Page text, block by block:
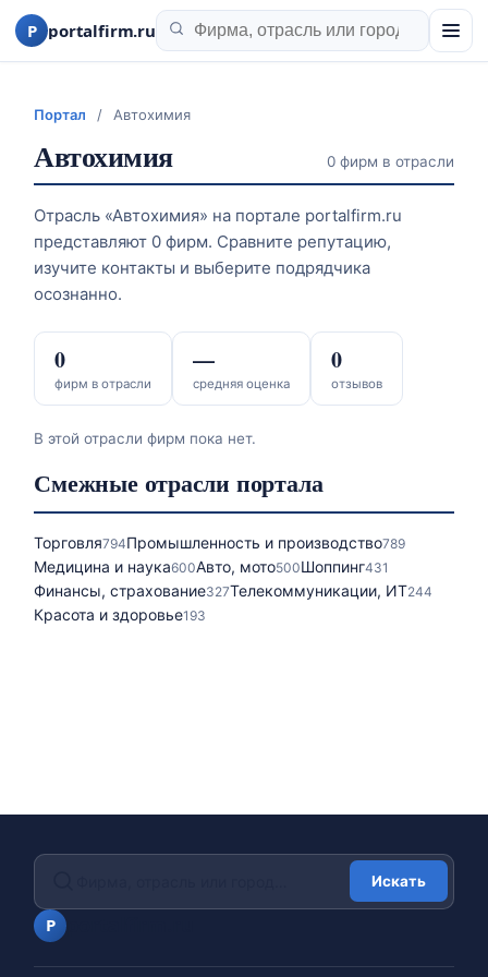
P portalfirm.ru
Портал / Автохимия
Автохимия 0 фирм в отрасли
Отрасль «Автохимия» на портале portalfirm.ru
представляют 0 фирм. Сравните репутацию,
изучите контакты и выберите подрядчика
осознанно.
фирм в отрасли
0
средняя оценка
—
отзывов
0
В этой отрасли фирм пока нет.
Смежные отрасли портала
Торговля794Промышленность и производство789
Медицина и наука600Авто, мото500Шоппинг431
Финансы, страхование327Телекоммуникации, ИТ244
Красота и здоровье193
P
Искать